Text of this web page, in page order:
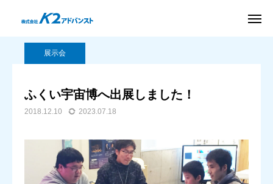
BLOG 展示会
展示会
ふくい宇宙博へ出展しました！
2018.12.10 2023.07.18
資料
ダウンロード
ソリューション